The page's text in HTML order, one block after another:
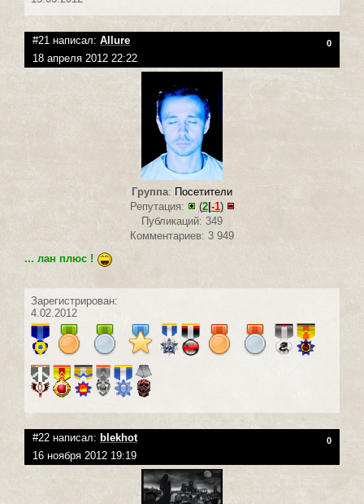
#21 написал: Allure 0
18 апреля 2012 22:22
Группа: Посетители
Репутация:
(2| -1)
Публикаций: 349
Комментариев: 3 949
... лан плюс !
Зарегистрирован:
4.02.2012
#22 написал: blekhot 0
16 ноября 2012 19:19